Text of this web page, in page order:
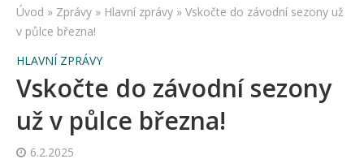
Úvod » Zprávy » Hlavní zprávy » Vskočte do závodní sezony už
v půlce března!
HLAVNÍ ZPRÁVY
Vskočte do závodní sezony
už v půlce března!
6.2.2025